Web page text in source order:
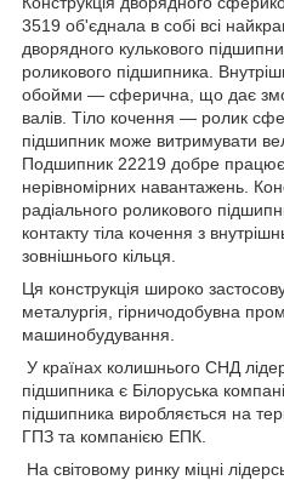
3519 об'єднала в собі всі
дворядного кулькового
роликового підшипника.
обойми — сферична, що дає
валів. Тіло кочення — ролик
підшипник може витримувати
Подшипник 22219 добре працює
нерівномірних навантажень.
радіального роликового
контакту тіла кочення з
зовнішнього кільця.
Ця конструкція широко
металургія, гірничодобувна
машинобудування.
У країнах колишнього СНД
підшипника є Білоруська
підшипника виробляється на
ГПЗ та компанією ЕПК.
На світовому ринку міцні